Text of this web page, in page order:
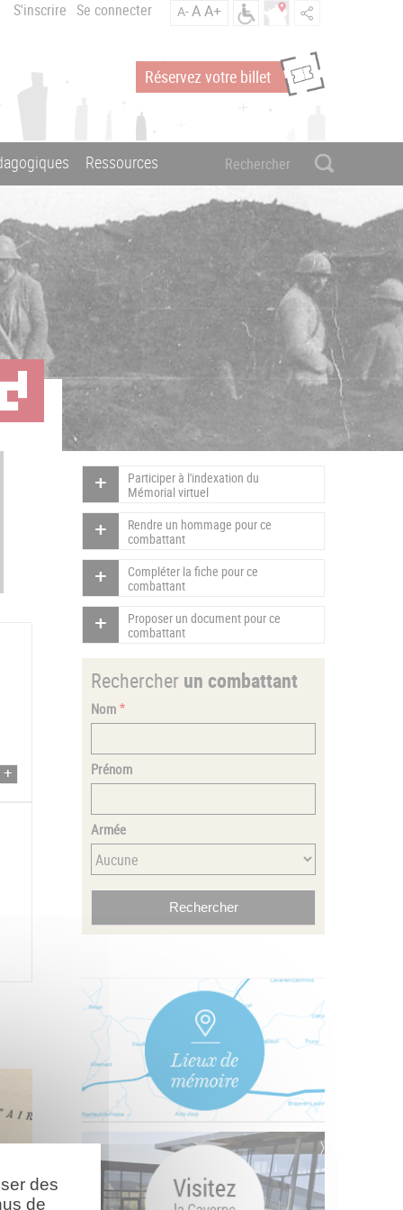
S'inscrire Se connecter A-AA+
Réservez votre billet
Ressources
Participer à l'indexation du
Mémorial virtuel
Rendre un hommage pour ce
combattant
Compléter la fiche pour ce
combattant
Proposer un document pour ce
combattant
Rechercher un combattant
Nom
Prénom
Armée
des
de